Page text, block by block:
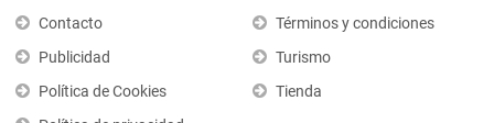
Contacto
Publicidad
Política de Cookies
Términos y condiciones
Turismo
Tienda